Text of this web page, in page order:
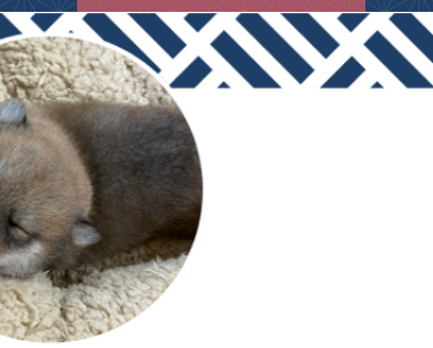
Shiba
& Export from Japan's Oldest Breeder
for the sale of living organisms